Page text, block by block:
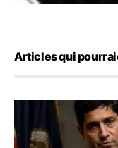
Articles qui
Emploi américain